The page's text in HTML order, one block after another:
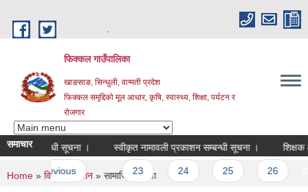
फिक्कल गाउँपालिका
खाङसाङ, सिन्धुली, वाग्मती प्रदेश
फिक्कल समृद्दिको मूल आधार, कृषि, स्वास्थ्य, शिक्षा, पर्यटन र
रोजगार
समाचार
सम्बन्धी सूचना । स्वीकृत नामावली प्रकाशन सम्बन्धी सूचना । शिक्षक
‹ previous … 23 24 27
You are here
Home » विद्युतीय शासन » सामाजिक सुरक्षा